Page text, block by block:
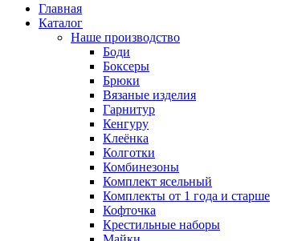
Главная
Каталог
Наше производство
Боди
Боксеры
Брюки
Вязаные изделия
Гарнитур
Кенгуру
Клеёнка
Колготки
Комбинезоны
Комплект ясельный
Комплекты от 1 года и старше
Кофточка
Крестильные наборы